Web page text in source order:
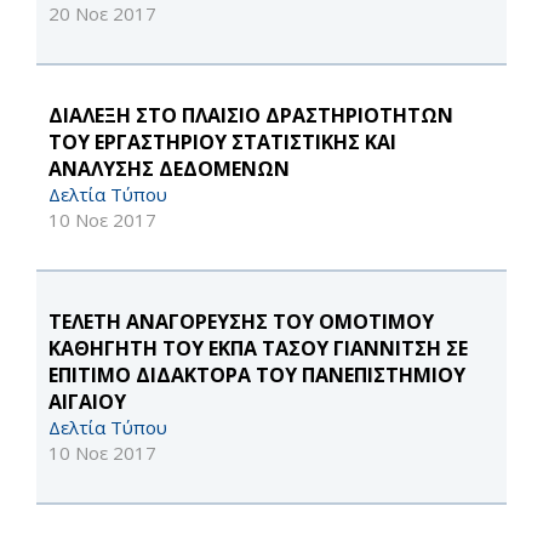
20 Νοε 2017
ΔΙΑΛΕΞΗ ΣΤΟ ΠΛΑΙΣΙΟ ΔΡΑΣΤΗΡΙΟΤΗΤΩΝ
ΤΟΥ ΕΡΓΑΣΤΗΡΙΟΥ ΣΤΑΤΙΣΤΙΚΗΣ ΚΑΙ
ΑΝΑΛΥΣΗΣ ΔΕΔΟΜΕΝΩΝ
Δελτία Τύπου
10 Νοε 2017
ΤΕΛΕΤΗ ΑΝΑΓΟΡΕΥΣΗΣ ΤΟΥ ΟΜΟΤΙΜΟΥ
ΚΑΘΗΓΗΤΗ ΤΟΥ ΕΚΠΑ ΤΑΣΟΥ ΓΙΑΝΝΙΤΣΗ ΣΕ
EΠΙΤΙΜΟ ΔΙΔΑΚΤΟΡΑ ΤΟΥ ΠΑΝΕΠΙΣΤΗΜΙΟΥ
ΑΙΓΑΙΟΥ
Δελτία Τύπου
10 Νοε 2017